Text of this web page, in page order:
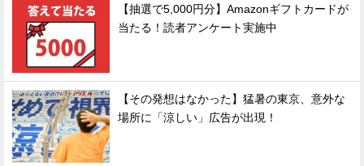
【抽選で5,000円分】Amazonギフトカードが
当たる！読者アンケート実施中
【その発想はなかった】猛暑の東京、意外な
場所に「涼しい」広告が出現！